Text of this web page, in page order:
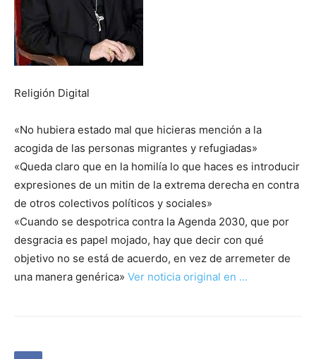
Religión Digital
«No hubiera estado mal que hicieras mención a la
acogida de las personas migrantes y refugiadas»
«Queda claro que en la homilía lo que haces es introducir
expresiones de un mitin de la extrema derecha en contra
de otros colectivos políticos y sociales»
«Cuando se despotrica contra la Agenda 2030, que por
desgracia es papel mojado, hay que decir con qué
objetivo no se está de acuerdo, en vez de arremeter de
una manera genérica» Ver noticia original en …